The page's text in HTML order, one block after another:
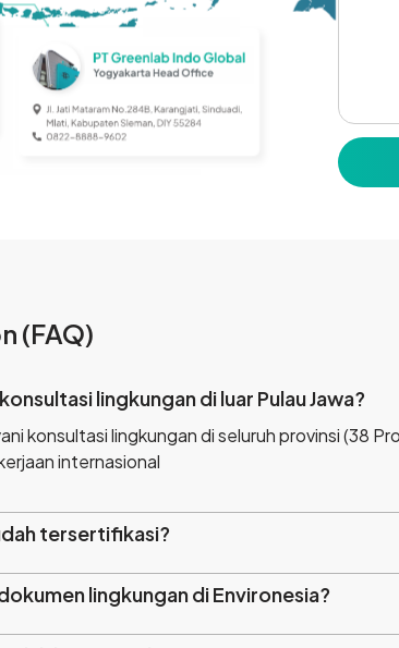
(FAQ)
Apakah Environesia bisa melayani konsultasi lingkungan di luar Pulau Jawa?
konsultasi lingkungan di seluruh provinsi (38
internasional
tersertifikasi?
lingkungan di Environesia?